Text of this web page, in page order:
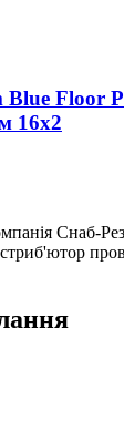
Floor
16х2
Снаб-